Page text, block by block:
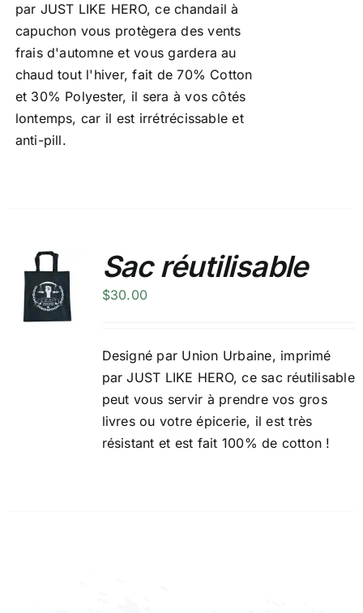
par JUST LIKE HERO, ce chandail à
capuchon vous protègera des vents
frais d'automne et vous gardera au
chaud tout l'hiver, fait de 70% Cotton
et 30% Polyester, il sera à vos côtés
lontemps, car il est irrétrécissable et
anti-pill.
Sac réutilisable
$30.00
Designé par Union Urbaine, imprimé
par JUST LIKE HERO, ce sac réutilisable
peut vous servir à prendre vos gros
livres ou votre épicerie, il est très
résistant et est fait 100% de cotton !